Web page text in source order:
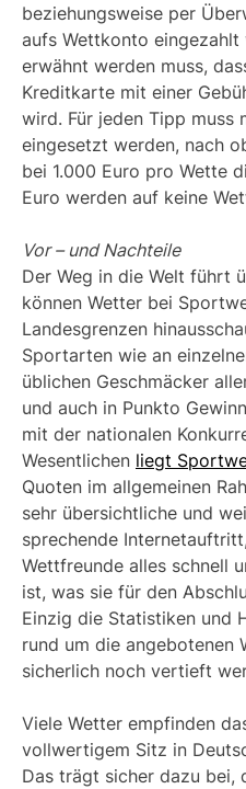
beziehungsweise per
aufs Wettkonto eingezahlt
erwähnt werden muss,
Kreditkarte mit einer
wird. Für jeden Tipp muss
eingesetzt werden, nach
bei 1.000 Euro pro Wette
Euro werden auf keine
Vor – und Nachteile
Der Weg in die Welt führt
können Wetter bei
Landesgrenzen
Sportarten wie an
üblichen Geschmäcker
und auch in Punkto
mit der nationalen
Wesentlichen liegt
Quoten im allgemeinen
sehr übersichtliche und
sprechende
Wettfreunde alles schnell
ist, was sie für den
Einzig die Statistiken und
rund um die angebotenen
sicherlich noch vertieft
Viele Wetter empfinden
vollwertigem Sitz in
Das trägt sicher dazu bei,